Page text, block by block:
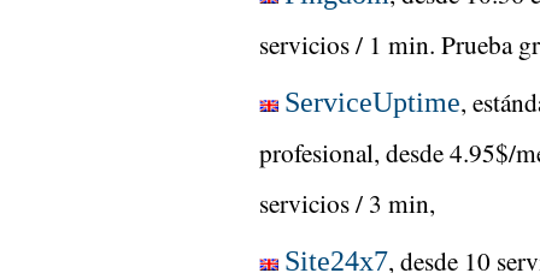
servicios / 1 min. Prueba
ServiceUptime,
profesional, desde 4.95$/
servicios / 3 min,
Site24x7, desde 10